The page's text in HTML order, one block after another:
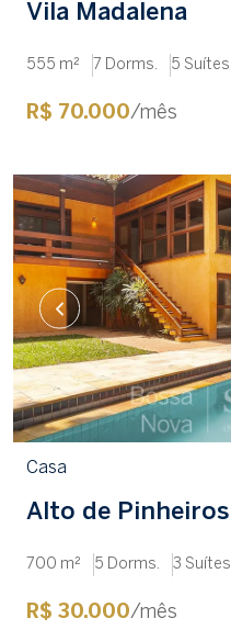
Vila Madalena
555 m² 7 Dorms. 5 Suítes
R$ 70.000/mês
Casa
Alto de Pinheiros
700 m² 5 Dorms. 3 Suítes
R$ 30.000/mês